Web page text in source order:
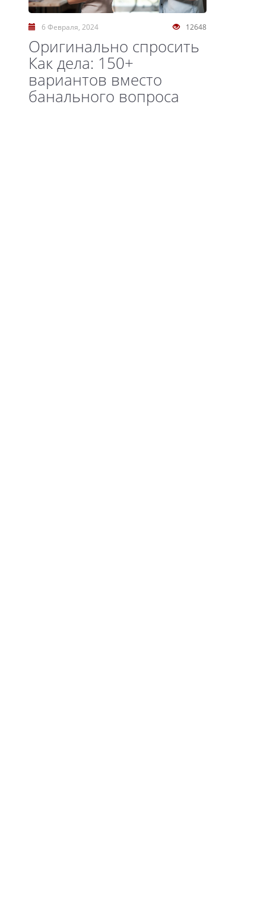
12648
6 Февраля, 2024
Оригинально спросить
Как дела: 150+
вариантов вместо
банального вопроса